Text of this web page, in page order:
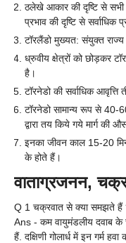
ठलेखे आकार की दृष्टि से सभी
प्रभाव की दृष्टि से सर्वाधिक
टॉरलैंडो मुख्यत: संयुक्त राज्य
ध्रुवीय क्षेत्रों को छोड़कर
है।
टॉरनेडो की सर्वाधिक
टॉरनेडो सामान्य रूप से
द्वारा तय किये गये मार्ग की
इनका जीवन काल 15-20
के होते हैं।
वाताग्रजनन,
Q 1 चक्रवात से क्या समझते हैं
Ans - कम वायुमंडलीय दवाब के
हैं. दक्षिणी गोलार्ध में इन गर्म